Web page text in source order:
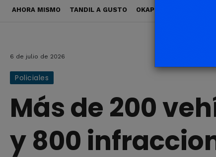
AHORA MISMO TANDIL A GUSTO OKAPI VIAJES
6 de julio de 2026
Policiales
Más de 200
y 800